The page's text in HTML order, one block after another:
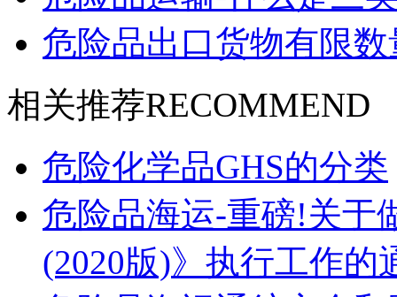
危险品出口货物有限
相关推荐RECOMMEND
危险化学品GHS的分类
危险品海运-重磅!关于
(2020版)》执行工作的